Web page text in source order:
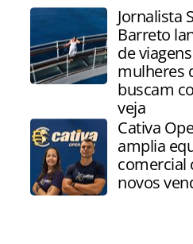
Jornalista
Barreto
de
mulheres
buscam
veja
Cativa
amplia
comercial
novos